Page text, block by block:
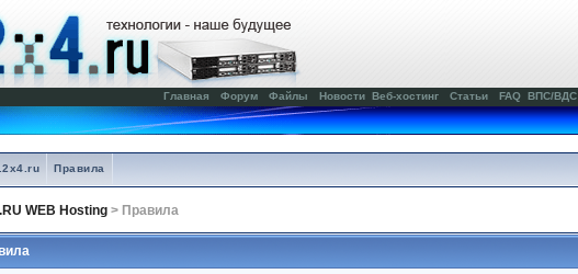
Главная Форум Файлы Новости Веб-хостинг Статьи FAQ ВПС/ВДС
Правила
WEB Hosting > Правила